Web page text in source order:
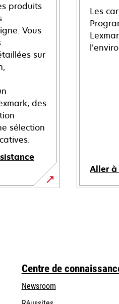
produits
Vous
sur
des
sélection
Les
Aller à
Centre de
Newsroom